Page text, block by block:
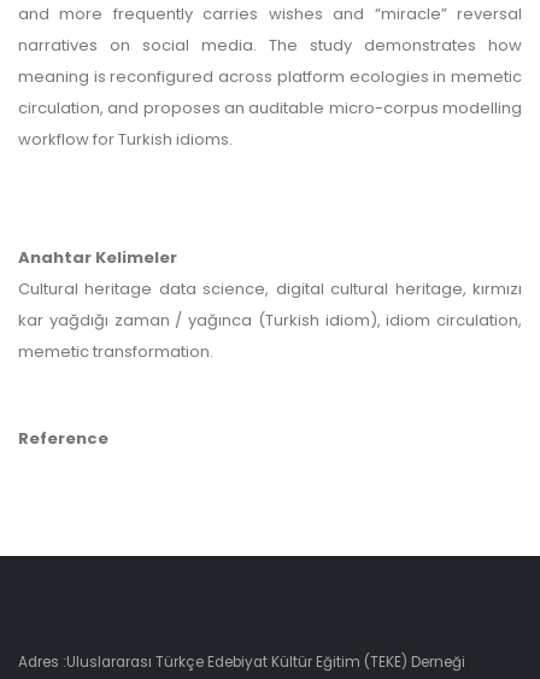
and more frequently carries wishes and “miracle” reversal
narratives on social media. The study demonstrates how
meaning is reconfigured across platform ecologies in memetic
circulation, and proposes an auditable micro-corpus modelling
workflow for Turkish idioms.
Anahtar Kelimeler
Cultural heritage data science, digital cultural heritage, kırmızı
kar yağdığı zaman / yağınca (Turkish idiom), idiom circulation,
memetic transformation.
Reference
Adres :Uluslararası Türkçe Edebiyat Kültür Eğitim (TEKE) Derneği